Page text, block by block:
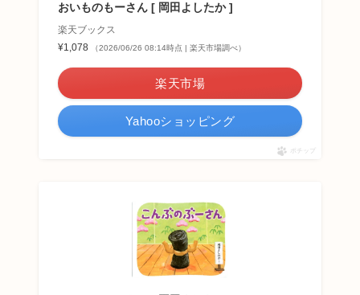
おいものもーさん [ 岡田よしたか ]
楽天ブックス
¥1,078
（2026/06/26 08:14時点 | 楽天市場調べ）
楽天市場
Yahooショッピング
ポチップ